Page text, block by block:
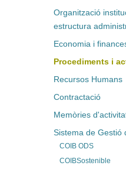
Organització
estructura
Economia i
Procediments i
Recursos Humans
Contractació
Memòries
Sistema de Gestió
COIB ODS
COIBSostenible